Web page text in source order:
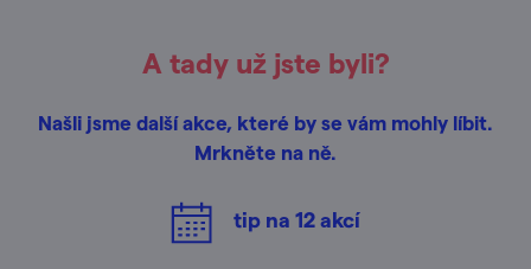
A tady už jste byli?
Našli jsme další akce, které by se vám mohly líbit.
Mrkněte na ně.
tip na 12akcí